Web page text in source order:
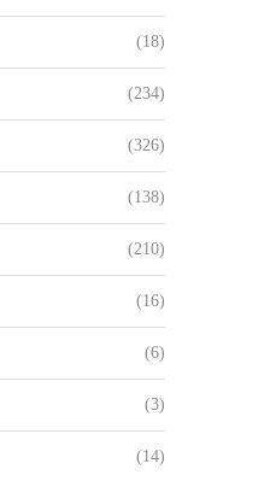
(18)
(234)
(326)
(138)
(210)
(16)
(6)
(3)
(14)